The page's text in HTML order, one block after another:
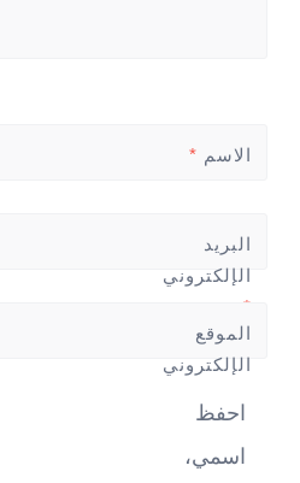
الاسم *
البريد
الإلكتروني
*
الموقع
الإلكتروني
احفظ
اسمي،